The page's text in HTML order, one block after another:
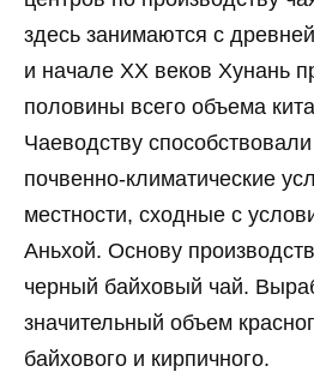
здесь занимаются с
и начале XX веков Хунань
половины всего объема
Чаеводству
почвенно-климатические
местности, сходные с
Аньхой. Основу
черный байховый чай.
значительный объем
байхового и кирпичного.